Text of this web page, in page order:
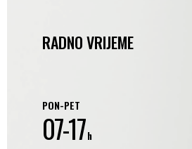
RADNO VRIJEME
PON-PET
07-17h